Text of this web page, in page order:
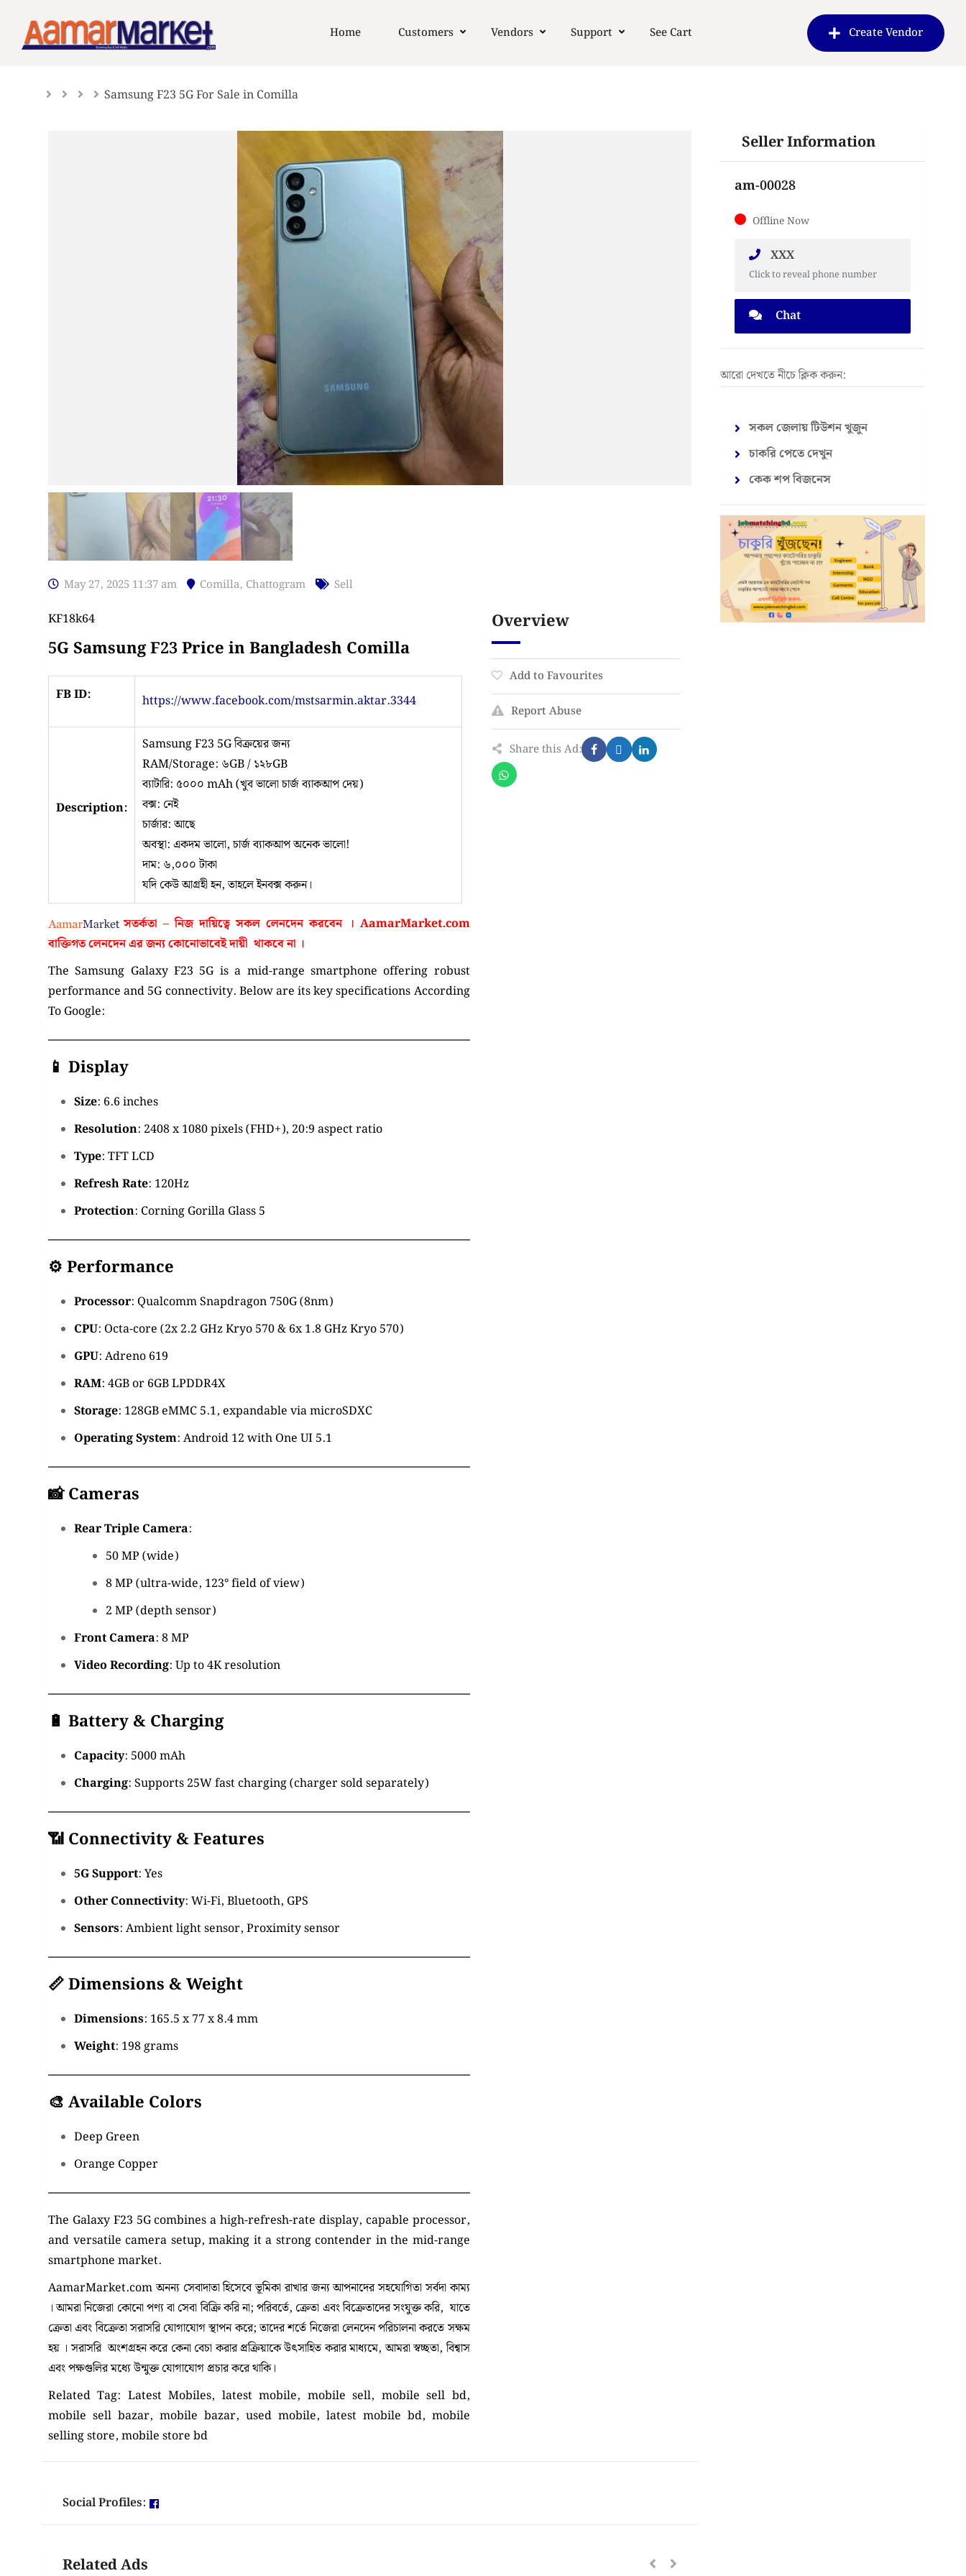
content
Home Customers Vendors Support See Cart Create Vendor
Samsung F23 5G For Sale in Comilla
May 27, 2025 11:37 am Comilla, Chattogram Sell
KF18k64
5G Samsung F23 Price in Bangladesh Comilla
FB ID: https://www.facebook.com/mstsarmin.aktar.3344
Description:
Samsung F23 5G বিক্রয়ের জন্য
RAM/Storage: ৬GB / ১২৮GB
ব্যাটারি: ৫০০০ mAh (খুব ভালো চার্জ ব্যাকআপ দেয়)
বক্স: নেই
চার্জার: আছে
অবস্থা: একদম ভালো, চার্জ ব্যাকআপ অনেক ভালো!
দাম: ৬,০০০ টাকা
যদি কেউ আগ্রহী হন, তাহলে ইনবক্স করুন।
সতর্কতা – নিজ দায়িত্বে সকল লেনদেন করবেন । AamarMarket.com
বাক্তিগত লেনদেন এর জন্য কোনোভাবেইদায়ী থাকবে না ।
The Samsung Galaxy F23 5G is a mid-range smartphone offering robust
performance and 5G connectivity. Below are its key specifications According
To Google:
📱 Display
Size: 6.6 inches
Resolution: 2408 x 1080 pixels (FHD+), 20:9 aspect ratio
Type: TFT LCD
Refresh Rate: 120Hz
Protection: Corning Gorilla Glass 5
⚙️ Performance
Processor: Qualcomm Snapdragon 750G (8nm)
CPU: Octa-core (2x 2.2 GHz Kryo 570 & 6x 1.8 GHz Kryo 570)
GPU: Adreno 619
RAM: 4GB or 6GB LPDDR4X
Storage: 128GB eMMC 5.1, expandable via microSDXC
Operating System: Android 12 with One UI 5.1
📸 Cameras
Rear Triple Camera:
50 MP (wide)
8 MP (ultra-wide, 123° field of view)
2 MP (depth sensor)
Front Camera: 8 MP
Video Recording: Up to 4K resolution
🔋 Battery & Charging
Capacity: 5000 mAh
Charging: Supports 25W fast charging (charger sold separately)
📶 Connectivity & Features
5G Support: Yes
Other Connectivity: Wi-Fi, Bluetooth, GPS
Sensors: Ambient light sensor, Proximity sensor
📏 Dimensions & Weight
Dimensions: 165.5 x 77 x 8.4 mm
Weight: 198 grams
🎨 Available Colors
Deep Green
Orange Copper
The Galaxy F23 5G combines a high-refresh-rate display, capable processor,
and versatile camera setup, making it a strong contender in the mid-range
smartphone market.
AamarMarket.com অনন্য সেবাদাতা হিসেবে ভূমিকা রাখার জন্য আপনাদের সহযোগিতা সর্বদা কাম্য
। আমরা নিজেরা কোনো পণ্য বা সেবা বিক্রি করি না; পরিবর্তে, ক্রেতা এবং বিক্রেতাদের সংযুক্ত করি, যাতে
ক্রেতা এবং বিক্রেতা সরাসরি যোগাযোগ স্থাপন করে; তাদের শর্তে নিজেরা লেনদেন পরিচালনা করতে সক্ষম
হয় । সরাসরি অংশগ্রহন করে কেনা বেচা করার প্রক্রিয়াকে উৎসাহিত করার মাধ্যমে, আমরা স্বচ্ছতা, বিশ্বাস
এবং পক্ষগুলির মধ্যে উন্মুক্ত যোগাযোগ প্রচার করে থাকি।
Related Tag: Latest Mobiles, latest mobile, mobile sell, mobile sell bd,
mobile sell bazar, mobile bazar, used mobile, latest mobile bd, mobile
selling store, mobile store bd
Overview
Add to Favourites
Report Abuse
Share this Ad:
Social Profiles:
Related Ads
Seller Information
am-00028
Offline Now
XXX
Click to reveal phone number
Chat
আরো দেখতে নীচে ক্লিক করুন:
সকল জেলায় টিউশন খুজুন
চাকরি পেতে দেখুন
কেক শপ বিজনেস